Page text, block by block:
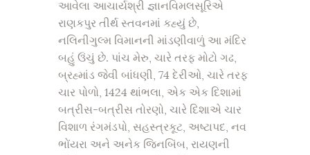
આવેલા આચાર્યશ્રી જ્ઞાનવિમલસૂરિએ
રાણકપુર તીર્થ સ્તવનમાં કહ્યું છે,
નલિનીગુલ્મ વિમાનની માંડણીવાળું આ મંદિર
બહું ઉંચું છે. પાંચ મેરુ, ચારે તરફ મોટો ગઢ,
બ્રહ્માંડ જેવી બાંધણી, 74 દેરીઓ, ચારે તરફ
ચાર પોળો, 1424 થાંભલા, એક એક દિશામાં
બત્રીસ-બત્રીસ તોરણો, ચારે દિશાએ ચાર
વિશાળ રંગમંડપો, સહસ્ત્રકૂટ, અષ્ટાપદ, નવ
ભોંયરા અને અનેક જિનબિંબ, રાયણની